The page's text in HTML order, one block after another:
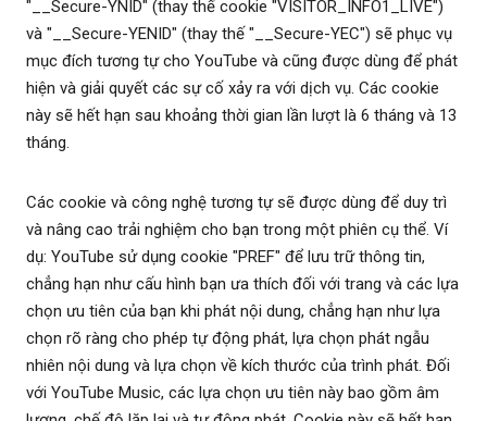
"__Secure-YNID" (thay thế cookie "VISITOR_INFO1_LIVE")
và "__Secure-YENID" (thay thế "__Secure-YEC") sẽ phục vụ
mục đích tương tự cho YouTube và cũng được dùng để phát
hiện và giải quyết các sự cố xảy ra với dịch vụ. Các cookie
này sẽ hết hạn sau khoảng thời gian lần lượt là 6 tháng và 13
tháng.
Các cookie và công nghệ tương tự sẽ được dùng để duy trì
và nâng cao trải nghiệm cho bạn trong một phiên cụ thể. Ví
dụ: YouTube sử dụng cookie "PREF" để lưu trữ thông tin,
chẳng hạn như cấu hình bạn ưa thích đối với trang và các lựa
chọn ưu tiên của bạn khi phát nội dung, chẳng hạn như lựa
chọn rõ ràng cho phép tự động phát, lựa chọn phát ngẫu
nhiên nội dung và lựa chọn về kích thước của trình phát. Đối
với YouTube Music, các lựa chọn ưu tiên này bao gồm âm